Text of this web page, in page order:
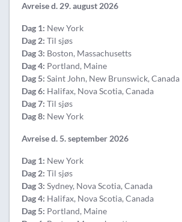
Avreise d. 29. august 2026
Dag 1: New York
Dag 2: Til sjøs
Dag 3: Boston, Massachusetts
Dag 4: Portland, Maine
Dag 5: Saint John, New Brunswick, Canada
Dag 6: Halifax, Nova Scotia, Canada
Dag 7: Til sjøs
Dag 8: New York
Avreise d. 5. september 2026
Dag 1: New York
Dag 2: Til sjøs
Dag 3: Sydney, Nova Scotia, Canada
Dag 4: Halifax, Nova Scotia, Canada
Dag 5: Portland, Maine